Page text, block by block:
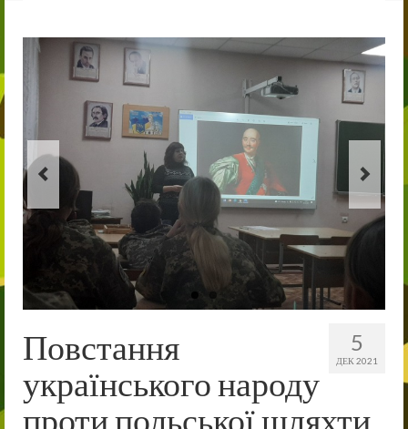
Про ліцей
Ліцей сьогодні
Історія
Традиції
Співпраця
Благодійна допомога
Навчально-виховна діяльність
Виховна робота
Психологічна служба радить
5
ДЕК 2021
Повстання
українського народу
проти польської шляхти